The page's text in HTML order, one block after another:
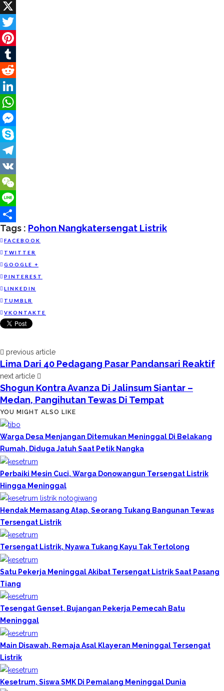
Facebook
X
Twitter
Pinterest
Tumblr
Reddit
LinkedIn
WhatsApp
Messenger
Skype
Telegram
VK
WeChat
Line
Share
Tags : Pohon NangkaTersengat Listrik
FACEBOOK
TWITTER
GOOGLE +
PINTEREST
LINKEDIN
TUMBLR
VKONTAKTE
previous article
Lima Dari 40 Pedagang Pasar Pandansari Reaktif
next article
Shogun Kontra Avanza Di Jalinsum Siantar –
Medan, Pangihutan Tewas Di Tempat
YOU MIGHT ALSO LIKE
Warga Desa Menjangan Ditemukan Meninggal Di Belakang
Rumah, Diduga Jatuh Saat Petik Nangka
Perbaiki Mesin Cuci, Warga Donowangun Tersengat Listrik
Hingga Meninggal
Hendak Memasang Atap, Seorang Tukang Bangunan Tewas
Tersengat Listrik
Tersengat Listrik, Nyawa Tukang Kayu Tak Tertolong
Satu Pekerja Meninggal Akibat Tersengat Listrik Saat Pasang
Tiang
Tesengat Genset, Bujangan Pekerja Pemecah Batu
Meninggal
Main Disawah, Remaja Asal Klayeran Meninggal Tersengat
Listrik
Kesetrum, Siswa SMK Di Pemalang Meninggal Dunia